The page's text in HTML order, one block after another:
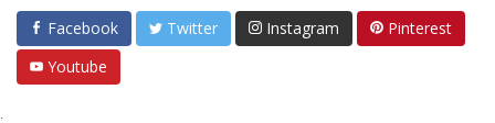
Facebook
Twitter Instagram
Pinterest
Youtube